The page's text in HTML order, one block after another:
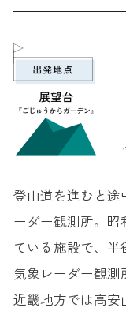
登山道を進むと途
ーダー観測所。昭
ている施設で、半
気象レーダー観測
近畿地方では高安